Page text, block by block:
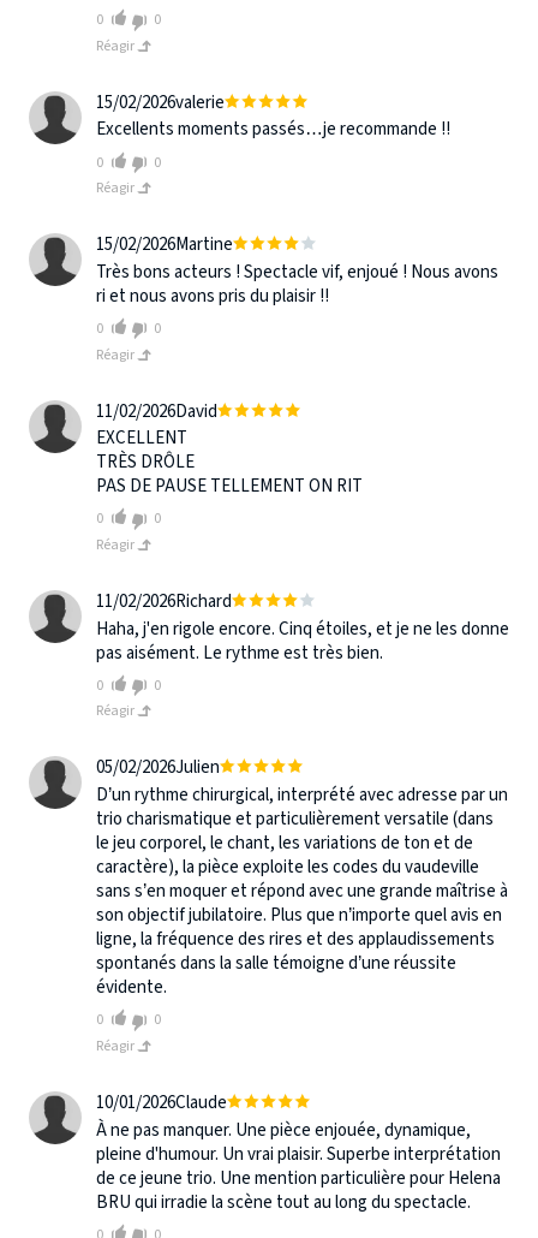
0
0
Réagir
15/02/2026valerie
Excellents moments passés…je recommande !!
0
0
Réagir
15/02/2026Martine
Très bons acteurs ! Spectacle vif, enjoué ! Nous avons
ri et nous avons pris du plaisir !!
0
0
Réagir
11/02/2026David
EXCELLENT
TRÈS DRÔLE
PAS DE PAUSE TELLEMENT ON RIT
0
0
Réagir
11/02/2026Richard
Haha, j'en rigole encore. Cinq étoiles, et je ne les donne
pas aisément. Le rythme est très bien.
0
0
Réagir
05/02/2026Julien
D’un rythme chirurgical, interprété avec adresse par un
trio charismatique et particulièrement versatile (dans
le jeu corporel, le chant, les variations de ton et de
caractère), la pièce exploite les codes du vaudeville
sans s’en moquer et répond avec une grande maîtrise à
son objectif jubilatoire. Plus que n’importe quel avis en
ligne, la fréquence des rires et des applaudissements
spontanés dans la salle témoigne d’une réussite
évidente.
0
0
Réagir
10/01/2026Claude
À ne pas manquer. Une pièce enjouée, dynamique,
pleine d'humour. Un vrai plaisir. Superbe interprétation
de ce jeune trio. Une mention particulière pour Helena
BRU qui irradie la scène tout au long du spectacle.